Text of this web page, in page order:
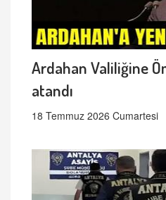
Ardahan Valiliğine
atandı
18 Temmuz 2026 Cumartesi